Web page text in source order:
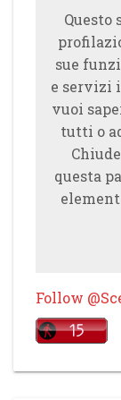
sue
e servizi
vuoi
tutti o
questa
Follow